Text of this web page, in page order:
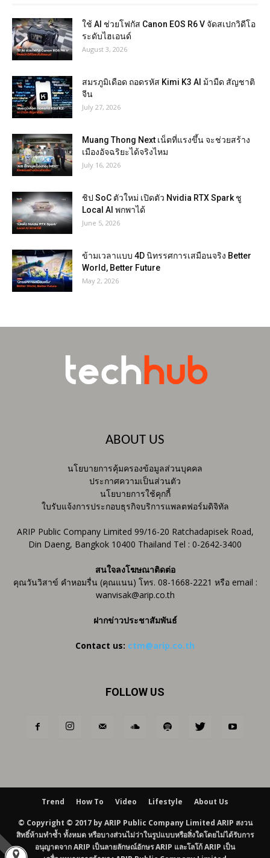
ใช้ AI ช่วยโฟกัส Canon EOS R6 V จัดสเปกวิดีโอ
ระดับไฮเอนด์
August 3, 2026
สมรภูมิเดือด ถอดรหัส Kimi K3 AI ม้ามืด สัญชาติ
จีน
July 27, 2026
Muang Thong Next เน็ตที่แรงขึ้น จะช่วยสร้าง
เมืองอัจฉริยะได้จริงไหม
July 16, 2026
ชิป SoC ตัวใหม่ เปิดตัว Nvidia RTX Spark ชู
Local AI พกพาได้
June 5, 2026
ข้ามเวลาแบบ 4D นิทรรศการเสมือนจริง Better
World, Better Future
May 2, 2026
ABOUT US
นโยบายการคุ้มครองข้อมูลส่วนบุคคล
ประกาศความเป็นส่วนตัว
นโยบายการใช้คุกกี้
ใบรับแจ้งการประกอบธุรกิจบริการแพลตฟอร์มดิจิทัล
ARIP Public Company Limited 99/16-20 Ratchadapisek Road,
Din Daeng, Bangkok 10400 Thailand Tel : 0-2642-3400
สนใจลงโฆษณาติดต่อ
คุณวันวิสาข์ คำหอมรื่น (คุณแนน) โทร. 08-1668-2221 หรือ email :
wanvisak@arip.co.th
ฝากข่าวประชาสัมพันธ์
Contact us: ctm@arip.co.th
FOLLOW US
Trend How To Video Lifestyle About Us
© Copyright © 2017 by ARIP Public Company Limited ARIP สงวน
สิทธิ์ห้ามทำซ้ำ ทั้งหมด หรือบางส่วนไม่ว่าในรูปแบบหรือสิ่งใดโดยไม่ได้รับการ
อนุญาตจาก ARIP เป็นลายลักษณ์อักษร ARIP และโลโก้ ARIP เป็น